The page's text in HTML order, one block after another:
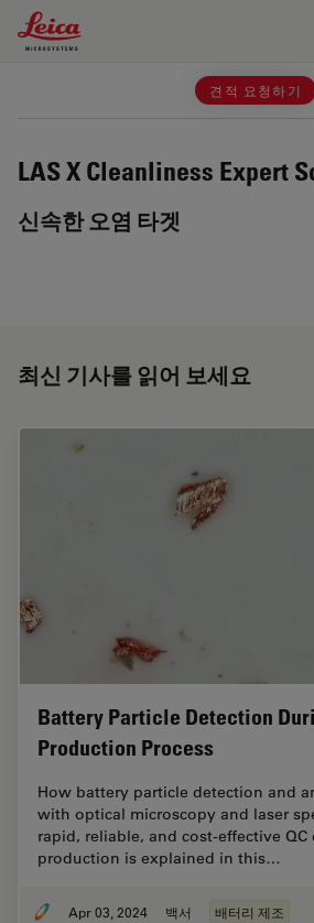
Leica Microsystems Logo
견적 요청하기
LAS X Cleanliness Expert
신속한 오염 타겟
최신 기사를 읽어 보세요
Battery Particle Detection
Production Process
How battery particle detection and
with optical microscopy and laser
rapid, reliable, and cost-effective
production is explained in this…
Apr 03, 2024 백서 배터리 제조